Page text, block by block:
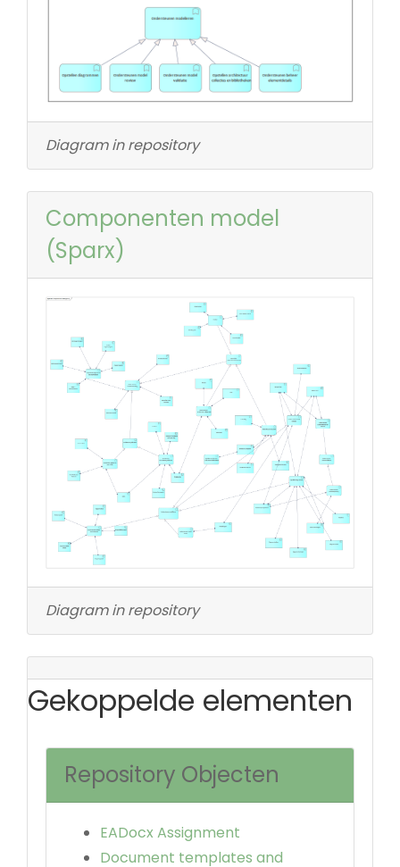
Diagram in repository
Componenten model
(Sparx)
Diagram in repository
Gekoppelde elementen
Repository Objecten
EADocx Assignment
Document templates and